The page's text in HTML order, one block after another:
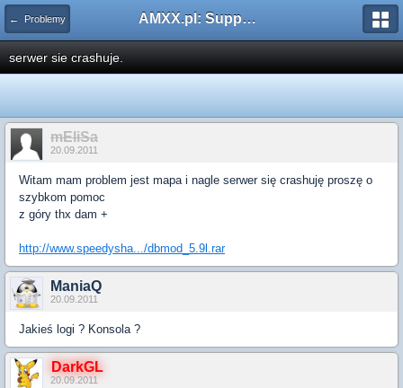
← Problemy AMXX.pl: Support AMX Mod X i SourceMod
serwer sie crashuje.
mEliSa
20.09.2011
Witam mam problem jest mapa i nagle serwer się crashuję proszę o
szybkom pomoc
z góry thx dam +
http://www.speedysha.../dbmod_5.9l.rar
ManiaQ
20.09.2011
Jakieś logi ? Konsola ?
DarkGL
20.09.2011